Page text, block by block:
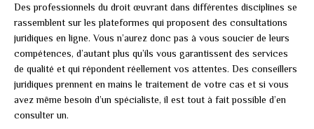
Des professionnels du droit œuvrant dans différentes disciplines se
rassemblent sur les plateformes qui proposent des consultations
juridiques en ligne. Vous n’aurez donc pas à vous soucier de leurs
compétences, d’autant plus qu’ils vous garantissent des services
de qualité et qui répondent réellement vos attentes. Des conseillers
juridiques prennent en mains le traitement de votre cas et si vous
avez même besoin d’un spécialiste, il est tout à fait possible d’en
consulter un.